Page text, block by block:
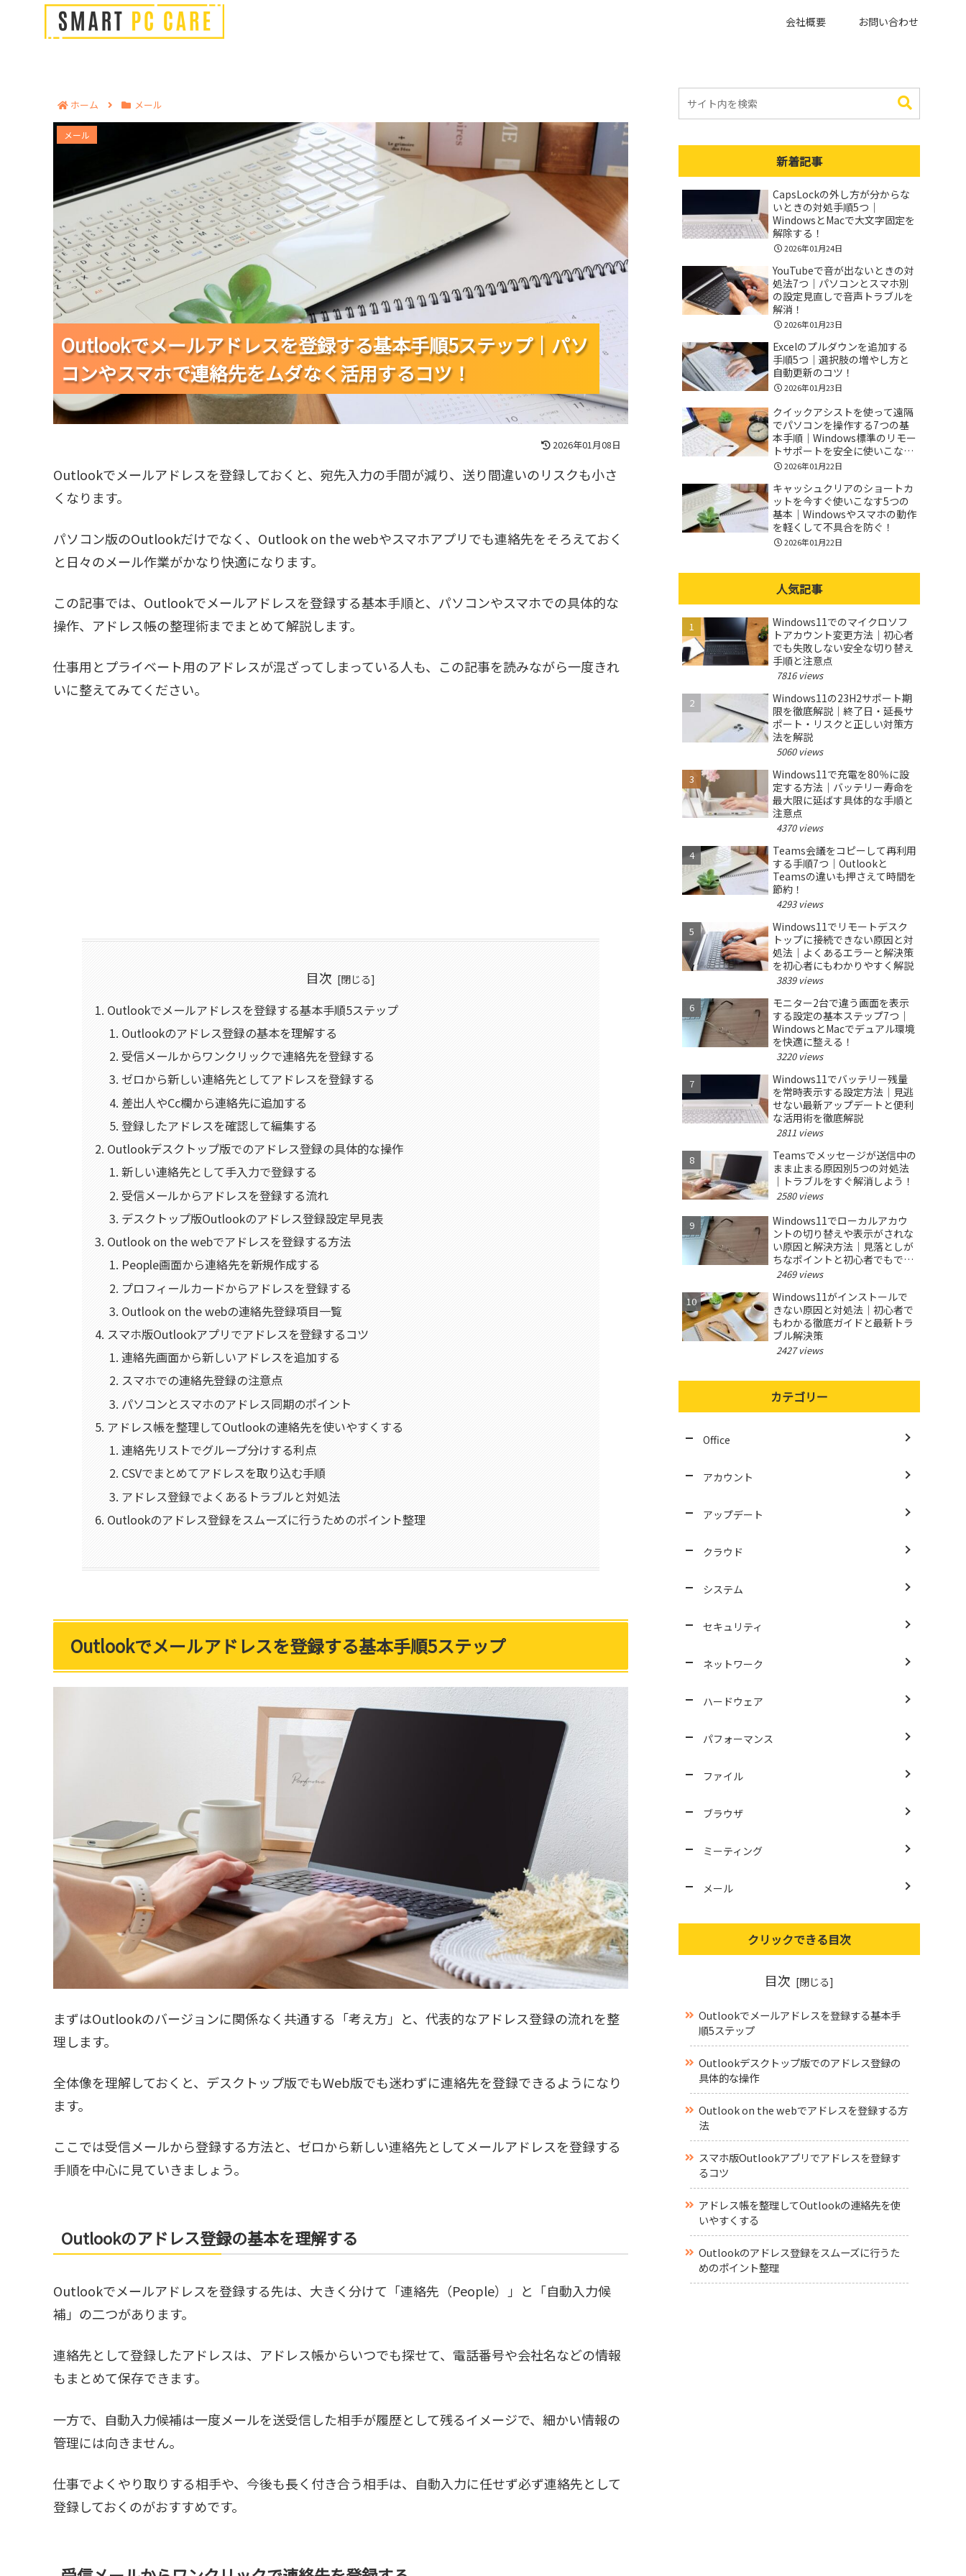
会社概要 お問い合わせ
ホーム メール
Outlookでメールアドレスを登録する基本手順5ステップ｜パソコンやスマホで連絡先をムダなく活用する
コツ！
Outlookでメールアドレスを登録する基本手順5ステップ｜パソ
コンやスマホで連絡先をムダなく活用するコツ！
Outlookでメールアドレスを登録する基本手順5ステップ｜パソ
コンやスマホで連絡先をムダなく活用するコツ！
Outlookでメールアドレスを登録する基本手順5ステップ｜パソ
コンやスマホで連絡先をムダなく活用するコツ！
メール
2026年01月08日
Outlookでメールアドレスを登録しておくと、宛先入力の手間が減り、送り間違いのリスクも小さ
くなります。
パソコン版のOutlookだけでなく、Outlook on the webやスマホアプリでも連絡先をそろえておく
と日々のメール作業がかなり快適になります。
この記事では、Outlookでメールアドレスを登録する基本手順と、パソコンやスマホでの具体的な
操作、アドレス帳の整理術までまとめて解説します。
仕事用とプライベート用のアドレスが混ざってしまっている人も、この記事を読みながら一度きれ
いに整えてみてください。
目次
Outlookでメールアドレスを登録する基本手順5ステップ
Outlookのアドレス登録の基本を理解する
受信メールからワンクリックで連絡先を登録する
ゼロから新しい連絡先としてアドレスを登録する
差出人やCc欄から連絡先に追加する
登録したアドレスを確認して編集する
Outlookデスクトップ版でのアドレス登録の具体的な操作
新しい連絡先として手入力で登録する
受信メールからアドレスを登録する流れ
デスクトップ版Outlookのアドレス登録設定早見表
Outlook on the webでアドレスを登録する方法
People画面から連絡先を新規作成する
プロフィールカードからアドレスを登録する
Outlook on the webの連絡先登録項目一覧
スマホ版Outlookアプリでアドレスを登録するコツ
連絡先画面から新しいアドレスを追加する
スマホでの連絡先登録の注意点
パソコンとスマホのアドレス同期のポイント
アドレス帳を整理してOutlookの連絡先を使いやすくする
連絡先リストでグループ分けする利点
CSVでまとめてアドレスを取り込む手順
アドレス登録でよくあるトラブルと対処法
Outlookのアドレス登録をスムーズに行うためのポイント整理
Outlookでメールアドレスを登録する基本手順5ステップ
まずはOutlookのバージョンに関係なく共通する「考え方」と、代表的なアドレス登録の流れを整
理します。
全体像を理解しておくと、デスクトップ版でもWeb版でも迷わずに連絡先を登録できるようになり
ます。
ここでは受信メールから登録する方法と、ゼロから新しい連絡先としてメールアドレスを登録する
手順を中心に見ていきましょう。
Outlookのアドレス登録の基本を理解する
Outlookでメールアドレスを登録する先は、大きく分けて「連絡先（People）」と「自動入力候
補」の二つがあります。
連絡先として登録したアドレスは、アドレス帳からいつでも探せて、電話番号や会社名などの情報
もまとめて保存できます。
一方で、自動入力候補は一度メールを送受信した相手が履歴として残るイメージで、細かい情報の
管理には向きません。
仕事でよくやり取りする相手や、今後も長く付き合う相手は、自動入力に任せず必ず連絡先として
登録しておくのがおすすめです。
新着記事
CapsLockの外し方が分からな
いときの対処手順5つ｜
WindowsとMacで大文字固定を
解除する！
2026年01月24日
YouTubeで音が出ないときの対
処法7つ｜パソコンとスマホ別
の設定見直しで音声トラブルを
解消！
2026年01月23日
Excelのプルダウンを追加する
手順5つ｜選択肢の増やし方と
自動更新のコツ！
2026年01月23日
クイックアシストを使って遠隔
でパソコンを操作する7つの基
本手順｜Windows標準のリモー
トサポートを安全に使いこなす
コツ！
2026年01月22日
キャッシュクリアのショートカ
ットを今すぐ使いこなす5つの
基本｜Windowsやスマホの動作
を軽くして不具合を防ぐ！
2026年01月22日
人気記事
Windows11でのマイクロソフ
トアカウント変更方法｜初心者
でも失敗しない安全な切り替え
手順と注意点
7816 views
Windows11の23H2サポート期
限を徹底解説｜終了日・延長サ
ポート・リスクと正しい対策方
法を解説
5060 views
Windows11で充電を80％に設
定する方法｜バッテリー寿命を
最大限に延ばす具体的な手順と
注意点
4370 views
Teams会議をコピーして再利用
する手順7つ｜Outlookと
Teamsの違いも押さえて時間を
節約！
4293 views
Windows11でリモートデスク
トップに接続できない原因と対
処法｜よくあるエラーと解決策
を初心者にもわかりやすく解説
3839 views
モニター2台で違う画面を表示
する設定の基本ステップ7つ｜
WindowsとMacでデュアル環境
を快適に整える！
3220 views
Windows11でバッテリー残量
を常時表示する設定方法｜見逃
せない最新アップデートと便利
な活用術を徹底解説
2811 views
Teamsでメッセージが送信中の
まま止まる原因別5つの対処法
｜トラブルをすぐ解消しよう！
2580 views
Windows11でローカルアカウ
ントの切り替えや表示がされな
い原因と解決方法｜見落としが
ちなポイントと初心者でもでき
る対策を徹底解説
2469 views
Windows11がインストールで
きない原因と対処法｜初心者で
もわかる徹底ガイドと最新トラ
ブル解決策
2427 views
カテゴリー
Office
アカウント
アップデート
クラウド
システム
セキュリティ
ネットワーク
ハードウェア
パフォーマンス
ファイル
ブラウザ
ミーティング
メール
クリックできる目次
目次
Outlookでメールアドレスを登録する基本手
順5ステップ
Outlookデスクトップ版でのアドレス登録の
具体的な操作
Outlook on the webでアドレスを登録する方
法
スマホ版Outlookアプリでアドレスを登録す
るコツ
アドレス帳を整理してOutlookの連絡先を使
いやすくする
Outlookのアドレス登録をスムーズに行うた
めのポイント整理